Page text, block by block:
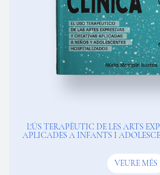
L'ÚS TERAPÈUTIC DE LES ARTS
APLICADES A INFANTS I
VEURE MÉS